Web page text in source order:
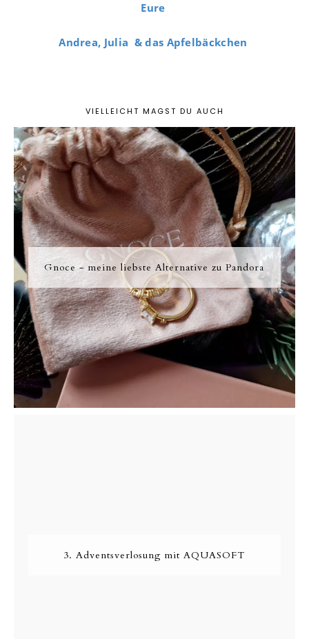
Eure
Andrea, Julia & das Apfelbäckchen
VIELLEICHT MAGST DU AUCH
Gnoce - meine liebste Alternative zu Pandora
3. Adventsverlosung mit AQUASOFT